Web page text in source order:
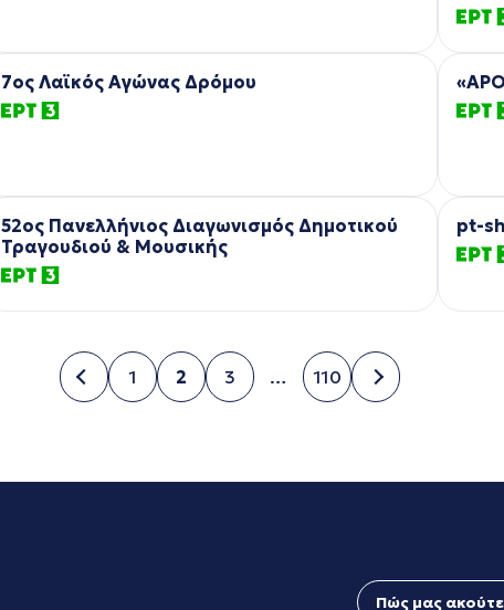
7ος Λαϊκός Αγώνας Δρόμου
52ος Πανελλήνιος Διαγωνισμός Δημοτικού
Τραγουδιού & Μουσικής
pt-
Σελίδα
1
Σελίδα
2
Σελίδα
3
…
Σελίδα
110
Πώς μας ακούτε